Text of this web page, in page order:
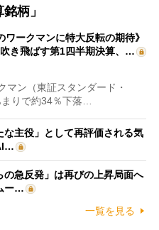
柄」
ワークマンに特大反転の期待》
き飛ばす第1四半期決算、…
ン（東証スタンダード・
りで約34％下落…
主役」として再評価される気
急反発」は再びの上昇局面へ
ー…
一覧を見る